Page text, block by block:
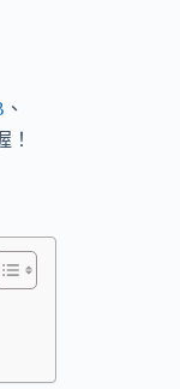
、
！